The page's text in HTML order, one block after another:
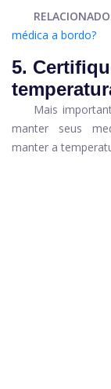
médica a bordo?
5.
Mais
manter seus
manter a